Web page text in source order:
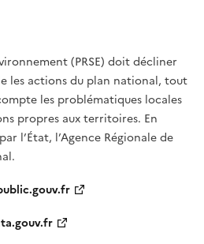
(PRSE) doit décliner
les actions du plan national, tout
les problématiques locales
propres aux territoires. En
l’État, l’Agence Régionale de